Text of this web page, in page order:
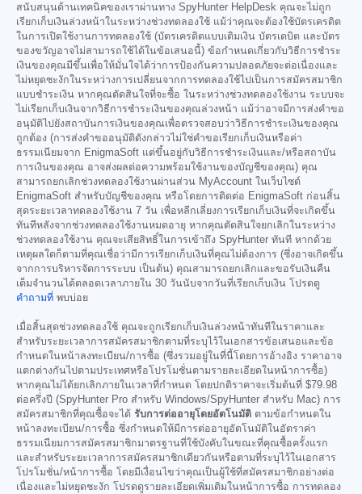
สนับสนุนด้านเทคนิคของเราผ่านทาง SpyHunter HelpDesk คุณจะไม่ถูก
เรียกเก็บเงินล่วงหน้าในระหว่างช่วงทดลองใช้ แม้ว่าคุณจะต้องใช้บัตรเครดิต
ในการเปิดใช้งานการทดลองใช้ (บัตรเครดิตแบบเติมเงิน บัตรเดบิต และบัตร
ของขวัญอาจไม่สามารถใช้ได้ในข้อเสนอนี้) ข้อกำหนดเกี่ยวกับวิธีการชำระ
เงินของคุณมีขึ้นเพื่อให้มั่นใจได้ว่าการป้องกันความปลอดภัยจะต่อเนื่องและ
ไม่หยุดชะงักในระหว่างการเปลี่ยนจากการทดลองใช้ไปเป็นการสมัครสมาชิก
แบบชำระเงิน หากคุณตัดสินใจที่จะซื้อ ในระหว่างช่วงทดลองใช้งาน ระบบจะ
ไม่เรียกเก็บเงินจากวิธีการชำระเงินของคุณล่วงหน้า แม้ว่าอาจมีการส่งคำขอ
อนุมัติไปยังสถาบันการเงินของคุณเพื่อตรวจสอบว่าวิธีการชำระเงินของคุณ
ถูกต้อง (การส่งคำขออนุมัติดังกล่าวไม่ใช่คำขอเรียกเก็บเงินหรือค่า
ธรรมเนียมจาก EnigmaSoft แต่ขึ้นอยู่กับวิธีการชำระเงินและ/หรือสถาบัน
การเงินของคุณ อาจส่งผลต่อความพร้อมใช้งานของบัญชีของคุณ) คุณ
สามารถยกเลิกช่วงทดลองใช้งานผ่านส่วน MyAccount ในเว็บไซต์
EnigmaSoft สำหรับบัญชีของคุณ หรือโดยการติดต่อ EnigmaSoft ก่อนสิ้น
สุดระยะเวลาทดลองใช้งาน 7 วัน เพื่อหลีกเลี่ยงการเรียกเก็บเงินที่จะเกิดขึ้น
ทันทีหลังจากช่วงทดลองใช้งานหมดอายุ หากคุณตัดสินใจยกเลิกในระหว่าง
ช่วงทดลองใช้งาน คุณจะเสียสิทธิ์ในการเข้าถึง SpyHunter ทันที หากด้วย
เหตุผลใดก็ตามที่คุณเชื่อว่ามีการเรียกเก็บเงินที่คุณไม่ต้องการ (ซึ่งอาจเกิดขึ้น
จากการบริหารจัดการระบบ เป็นต้น) คุณสามารถยกเลิกและขอรับเงินคืน
เต็มจำนวนได้ตลอดเวลาภายใน 30 วันนับจากวันที่เรียกเก็บเงิน โปรดดู
คำถามที่ พบบ่อย
เมื่อสิ้นสุดช่วงทดลองใช้ คุณจะถูกเรียกเก็บเงินล่วงหน้าทันทีในราคาและ
สำหรับระยะเวลาการสมัครสมาชิกตามที่ระบุไว้ในเอกสารข้อเสนอและข้อ
กำหนดในหน้าลงทะเบียน/การซื้อ (ซึ่งรวมอยู่ในที่นี้โดยการอ้างอิง ราคาอาจ
แตกต่างกันไปตามประเทศหรือโปรโมชั่นตามรายละเอียดในหน้าการซื้อ)
หากคุณไม่ได้ยกเลิกภายในเวลาที่กำหนด โดยปกติราคาจะเริ่มต้นที่ $79.98
ต่อครึ่งปี (SpyHunter Pro สำหรับ Windows/SpyHunter สำหรับ Mac) การ
สมัครสมาชิกที่คุณซื้อจะได้ รับการต่ออายุโดยอัตโนมัติ ตามข้อกำหนดใน
หน้าลงทะเบียน/การซื้อ ซึ่งกำหนดให้มีการต่ออายุอัตโนมัติในอัตราค่า
ธรรมเนียมการสมัครสมาชิกมาตรฐานที่ใช้บังคับในขณะที่คุณซื้อครั้งแรก
และสำหรับระยะเวลาการสมัครสมาชิกเดียวกันหรือตามที่ระบุไว้ในเอกสาร
โปรโมชั่น/หน้าการซื้อ โดยมีเงื่อนไขว่าคุณเป็นผู้ใช้ที่สมัครสมาชิกอย่างต่อ
เนื่องและไม่หยุดชะงัก โปรดดูรายละเอียดเพิ่มเติมในหน้าการซื้อ การทดลอง